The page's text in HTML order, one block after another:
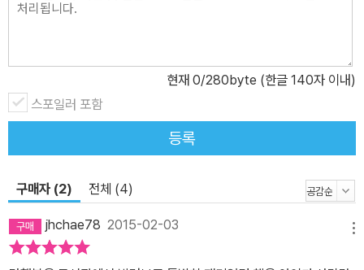
설사를 일으키는 세균을 잡는 데는 젖산균만 한 것이 없기 때문이지
김치 특공대는 섬유소나 캡사이신 빔 같은 ‘무기’를 써서 아이들을 도
와줍니다. 장기적인 건강 관리가 필요한 희조에게는 균형 잡힌 식단
과 운동 처방도 잊지 않습니다. 그리고 온 세상 사람들의 건강을 지키
는 슈퍼 김치 특공대로 거듭날 그날을 꿈꾸며 또 다른 어린이를 도우
곰의 온고지신 시리즈는 ‘어제에서 건져 올린 빛나는 것들을 오늘에
맞게 갈고 다듬어 전하는 우리 문화 그림책’을 표방해 왔습니다. 그러
나 온고와 지신이 동시에 이루어지기란 쉽지 않은 일인지라, 주로는
옛것을 제대로 전하는 쪽에 무게 중심을 두어 왔지요. 그에 비해《김치
현재 0/280byte (한글 140자 이내)
스포일러 포함
등록
구매자 (2) 전체 (4)
jhchae78 2015-02-03